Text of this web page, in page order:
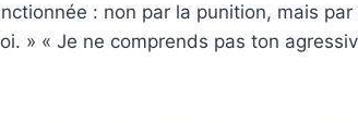
: non par la punition, mais par
» « Je ne comprends pas ton